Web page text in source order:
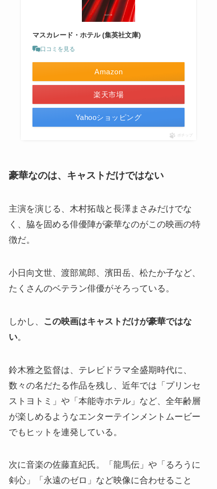
マスカレード・ホテル (集英社文庫)
口コミを見る
Amazon
楽天市場
Yahooショッピング
ポチップ
豪華なのは、キャストだけではない
主演を演じる、木村拓哉と長澤まさみだけでな
く、脇を固める俳優陣が豪華なのがこの映画の特
徴だ。
小日向文世、渡部篤郎、濱田岳、松たか子など、
たくさんのベテラン俳優がそろっている。
しかし、
この映画はキャストだけが豪華ではな
い。
鈴木雅之監督は、テレビドラマ全盛期時代に、
数々の名だたる作品を残し、近年では「プリンセ
ストヨトミ」や「本能寺ホテル」など、全年齢層
が楽しめるようなエンターテインメントムービー
でもヒットを連発している。
次に音楽の佐藤直紀氏。「龍馬伝」や「るろうに
剣心」「永遠のゼロ」など映像に合わせること